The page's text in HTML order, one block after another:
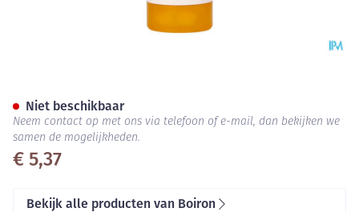
€ 5,37
Niet beschikbaar
Neem contact op met ons via telefoon of e-mail, dan bekijken we
samen de mogelijkheden.
Bekijk alle producten van Boiron